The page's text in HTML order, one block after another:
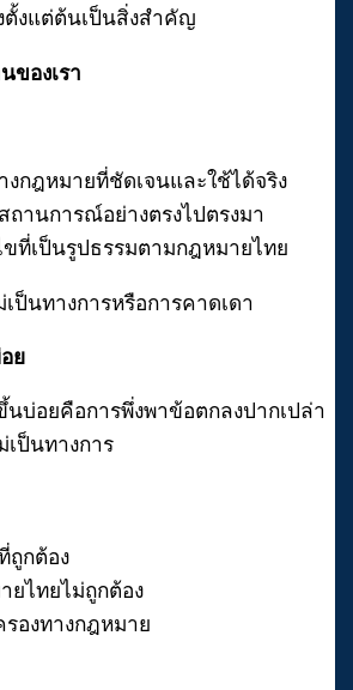
ตั้งแต่ต้นเป็นสิ่งสำคัญ
ของเรา
งกฎหมายที่ชัดเจนและใช้ได้จริง
ถานการณ์อย่างตรงไปตรงมา
ที่เป็นรูปธรรมตามกฎหมายไทย
เป็นทางการหรือการคาดเดา
ย
บ่อยคือการพึ่งพาข้อตกลงปากเปล่า
ป็นทางการ
ถูกต้อง
ยไทยไม่ถูกต้อง
องทางกฎหมาย